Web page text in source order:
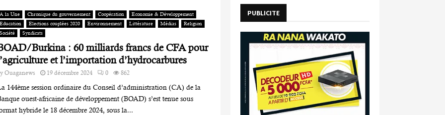
A la Une Chronique du gouvernement Coopération
Economie & Développement
Education
Elections couplées 2020 Environnement Littérature Médias
Religion
Société
Syndicats
Burkina : 60 milliards francs de CFA pour
et l’importation d’hydrocarbures
Ouaganews 19 décembre 2024 0 862
144ème session ordinaire du Conseil d’administration (CA) de la
ouest-africaine de développement (BOAD) s’est tenue sous
hybride le 18 décembre 2024, sous la...
PUBLICITE